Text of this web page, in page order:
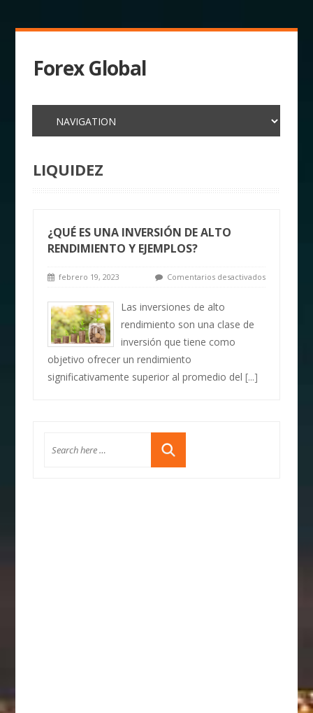
Forex Global
LIQUIDEZ
¿QUÉ ES UNA INVERSIÓN DE ALTO
RENDIMIENTO Y EJEMPLOS?
febrero 19, 2023 Comentarios desactivados
Las inversiones de alto
rendimiento son una clase de
inversión que tiene como
objetivo ofrecer un rendimiento
significativamente superior al promedio del[...]